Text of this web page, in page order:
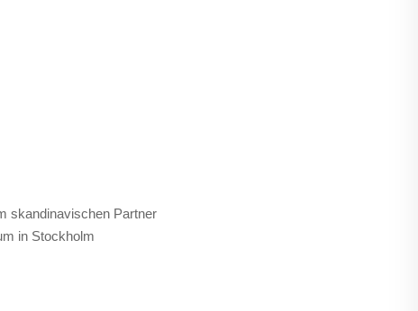
skandinavischen Partner
in Stockholm